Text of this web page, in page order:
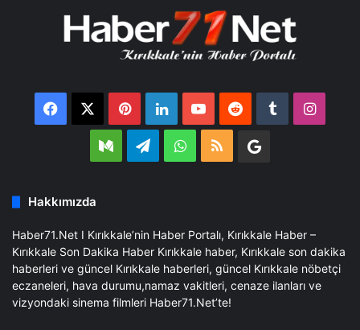
Facebook PinterestLinkedInYouTubeReddit Tumblr
MediumTelegramWhatsApp
RSS
Google
Hakkımızda
Haber71.Net I Kırıkkale’nin Haber Portalı, Kırıkkale Haber –
Kırıkkale Son Dakika Haber Kırıkkale haber, Kırıkkale son dakika
haberleri ve güncel Kırıkkale haberleri, güncel Kırıkkale nöbetçi
eczaneleri, hava durumu,namaz vakitleri, cenaze ilanları ve
vizyondaki sinema filmleri Haber71.Net’te!